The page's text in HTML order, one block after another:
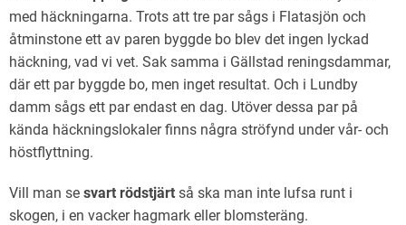
med häckningarna. Trots att tre par sågs i Flatasjön och
åtminstone ett av paren byggde bo blev det ingen lyckad
häckning, vad vi vet. Sak samma i Gällstad reningsdammar,
där ett par byggde bo, men inget resultat. Och i Lundby
damm sågs ett par endast en dag. Utöver dessa par på
kända häckningslokaler finns några ströfynd under vår- och
höstflyttning.
Vill man se svart rödstjärt så ska man inte lufsa runt i
skogen, i en vacker hagmark eller blomsteräng.